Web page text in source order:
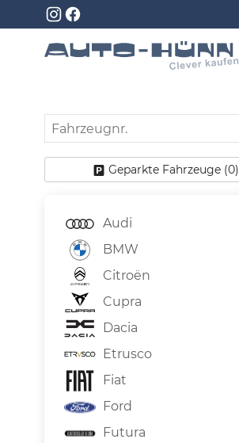
Fahrzeugnr.
Geparkte Fahrzeuge (0)
Audi
BMW
Citroën
Cupra
Dacia
Etrusco
Fiat
Ford
Futura